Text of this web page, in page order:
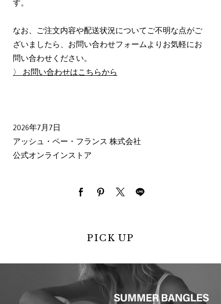
す。
なお、ご注文内容や配送状況についてご不明な点がご
ざいましたら、お問い合わせフォームよりお気軽にお
問い合わせください。
〉 お問い合わせはこちらから
2026年7月7日
アッシュ・ペー・フランス 株式会社
公式オンラインストア
PICK UP